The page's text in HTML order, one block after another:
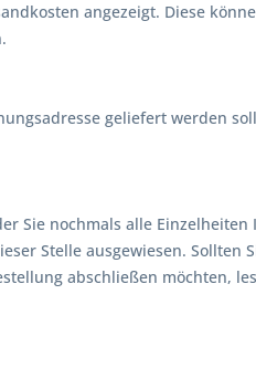
angezeigt. Diese
geliefert werden
Sie nochmals alle
Stelle ausgewiesen. Sollten
abschließen möchten,